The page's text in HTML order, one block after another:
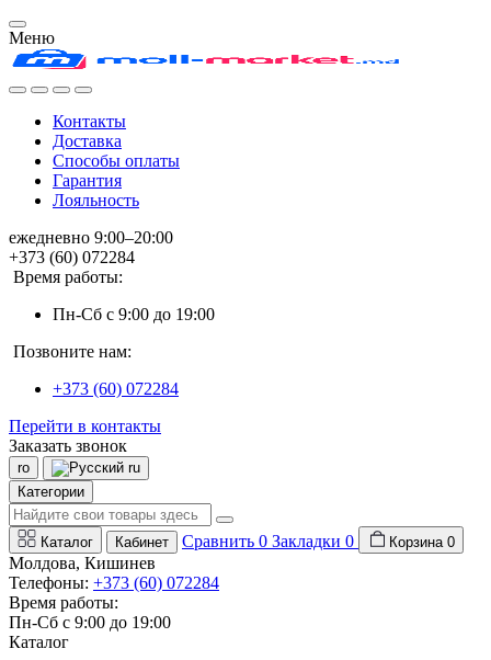
Меню
Контакты
Доставка
Способы оплаты
Гарантия
Лояльность
ежедневно 9:00–20:00
+373 (60) 072284
Время работы:
Пн-Сб с 9:00 до 19:00
Позвоните нам:
+373 (60) 072284
Перейти в контакты
Заказать звонок
ro
ru
Категории
Каталог Кабинет Сравнить 0 Закладки 0 Корзина 0
Молдова, Кишинев
Телефоны: +373 (60) 072284
Время работы:
Пн-Сб с 9:00 до 19:00
Каталог